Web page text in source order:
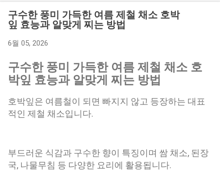
오늘은 어수리나물 효능부터 손질법, 보관법, 맛있는 레시피까
지 자세히 알아보겠습니다. 봄철 건강 식단을 고민하고 있다면
형과에 속하는 여러해살이 식물로 깊은 산에서 자생하는 산나
힙니다. 예전에는 산에서 쉽게 채취해 먹던 나물이었지만 최근
에는 재배가 늘어나면서 시장에서도 만날 수 있게 되었습니다.
드럽고 맛이 좋습니다. 신선한 어수리는 잎이 선명한 초록색을
띠고 줄기가 너무 굵지 않으며 향이 은은하게 퍼지는 것을 고르
있어 장 운동을 돕고 배변 활동을 원활하게 하는 데 도움을 줄
수 있습니다. 채소 섭취가 부족한 현대인들이 식단에 활용하기
구수한 풍미 가득한 여름 제철 채소 호박
잎 효능과 알맞게 찌는 방법
6월 05, 2026
구수한 풍미 가득한 여름 제철 채소 호
박잎 효능과 알맞게 찌는 방법
호박잎은 여름철이 되면 빠지지 않고 등장하는 대표
적인 제철 채소입니다.
부드러운 식감과 구수한 향이 특징이며 쌈 채소, 된장
국, 나물무침 등 다양한 요리에 활용됩니다.